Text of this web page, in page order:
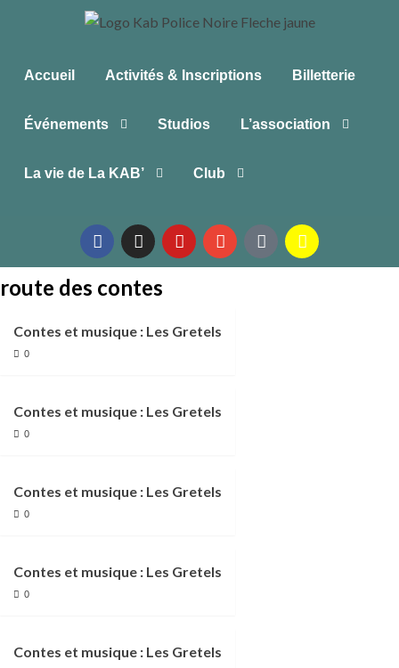
Accueil Activités & Inscriptions Billetterie
Événements Studios L’association
La vie de La KAB’ Club
route des contes
Contes et musique : Les Gretels
0
Contes et musique : Les Gretels
0
Contes et musique : Les Gretels
0
Contes et musique : Les Gretels
0
Contes et musique : Les Gretels